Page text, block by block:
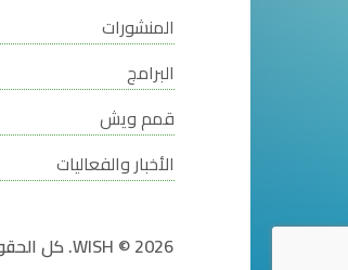
المنشورات
البرامج
قمم ويش
الأخبار والفعاليات
WISH © 2026. كل الحقوق محفوظة